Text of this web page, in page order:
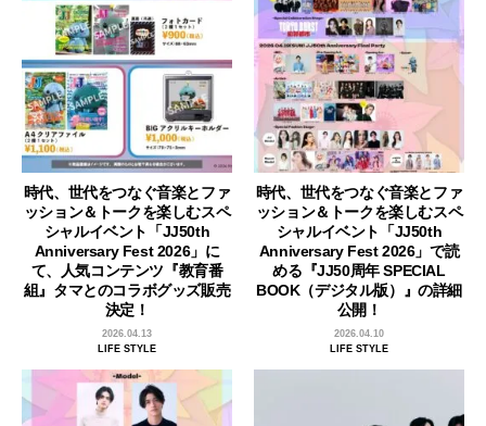
時代、世代をつなぐ音楽とファ
ッション＆トークを楽しむスペ
シャルイベント「JJ50th
Anniversary Fest 2026」に
て、人気コンテンツ『教育番
組』タマとのコラボグッズ販売
決定！
2026.04.13
LIFE STYLE
時代、世代をつなぐ音楽とファ
ッション＆トークを楽しむスペ
シャルイベント「JJ50th
Anniversary Fest 2026」で読
める『JJ50周年 SPECIAL
BOOK（デジタル版）』の詳細
公開！
2026.04.10
LIFE STYLE